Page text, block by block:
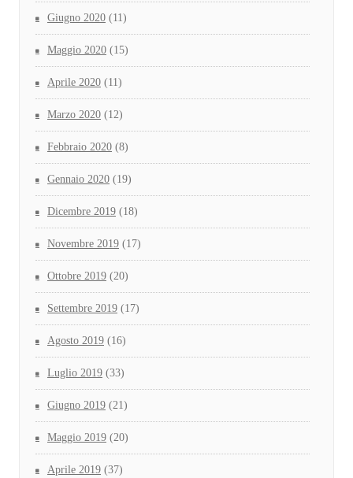
Giugno 2020 (11)
Maggio 2020 (15)
Aprile 2020 (11)
Marzo 2020 (12)
Febbraio 2020 (8)
Gennaio 2020 (19)
Dicembre 2019 (18)
Novembre 2019 (17)
Ottobre 2019 (20)
Settembre 2019 (17)
Agosto 2019 (16)
Luglio 2019 (33)
Giugno 2019 (21)
Maggio 2019 (20)
Aprile 2019 (37)